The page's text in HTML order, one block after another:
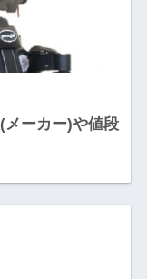
メーカー)や値段